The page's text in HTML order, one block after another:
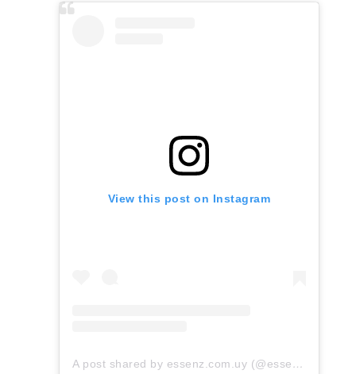
View this post on Instagram
A post shared by essenz.com.uy (@essenz.com.uy)